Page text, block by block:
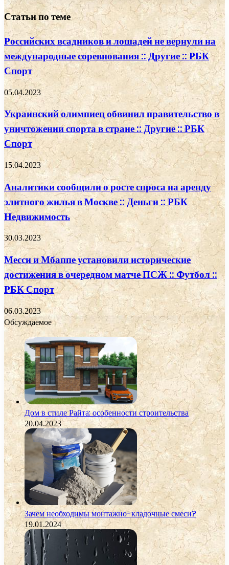
Статьи по теме
Российских всадников и лошадей не вернули на
международные соревнования :: Другие :: РБК
Спорт
05.04.2023
Украинский олимпиец обвинил правительство в
уничтожении спорта в стране :: Другие :: РБК
Спорт
15.04.2023
Аналитики сообщили о росте спроса на аренду
элитного жилья в Москве :: Деньги :: РБК
Недвижимость
30.03.2023
Месси и Мбаппе установили исторические
достижения в очередном матче ПСЖ :: Футбол ::
РБК Спорт
06.03.2023
Обсуждаемое
Дом в стиле Райта: особенности строительства
20.04.2023
Зачем необходимы монтажно-кладочные смеси?
19.01.2024